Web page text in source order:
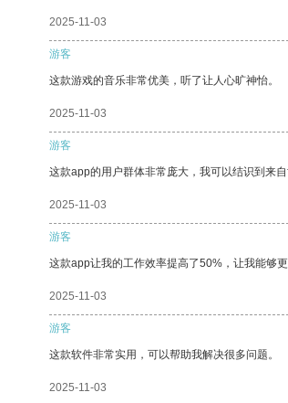
2025-11-03
游客
这款游戏的音乐非常优美，听了让人心旷神怡。
2025-11-03
游客
这款app的用户群体非常庞大，我可以结识到来自
2025-11-03
游客
这款app让我的工作效率提高了50%，让我能够
2025-11-03
游客
这款软件非常实用，可以帮助我解决很多问题。
2025-11-03